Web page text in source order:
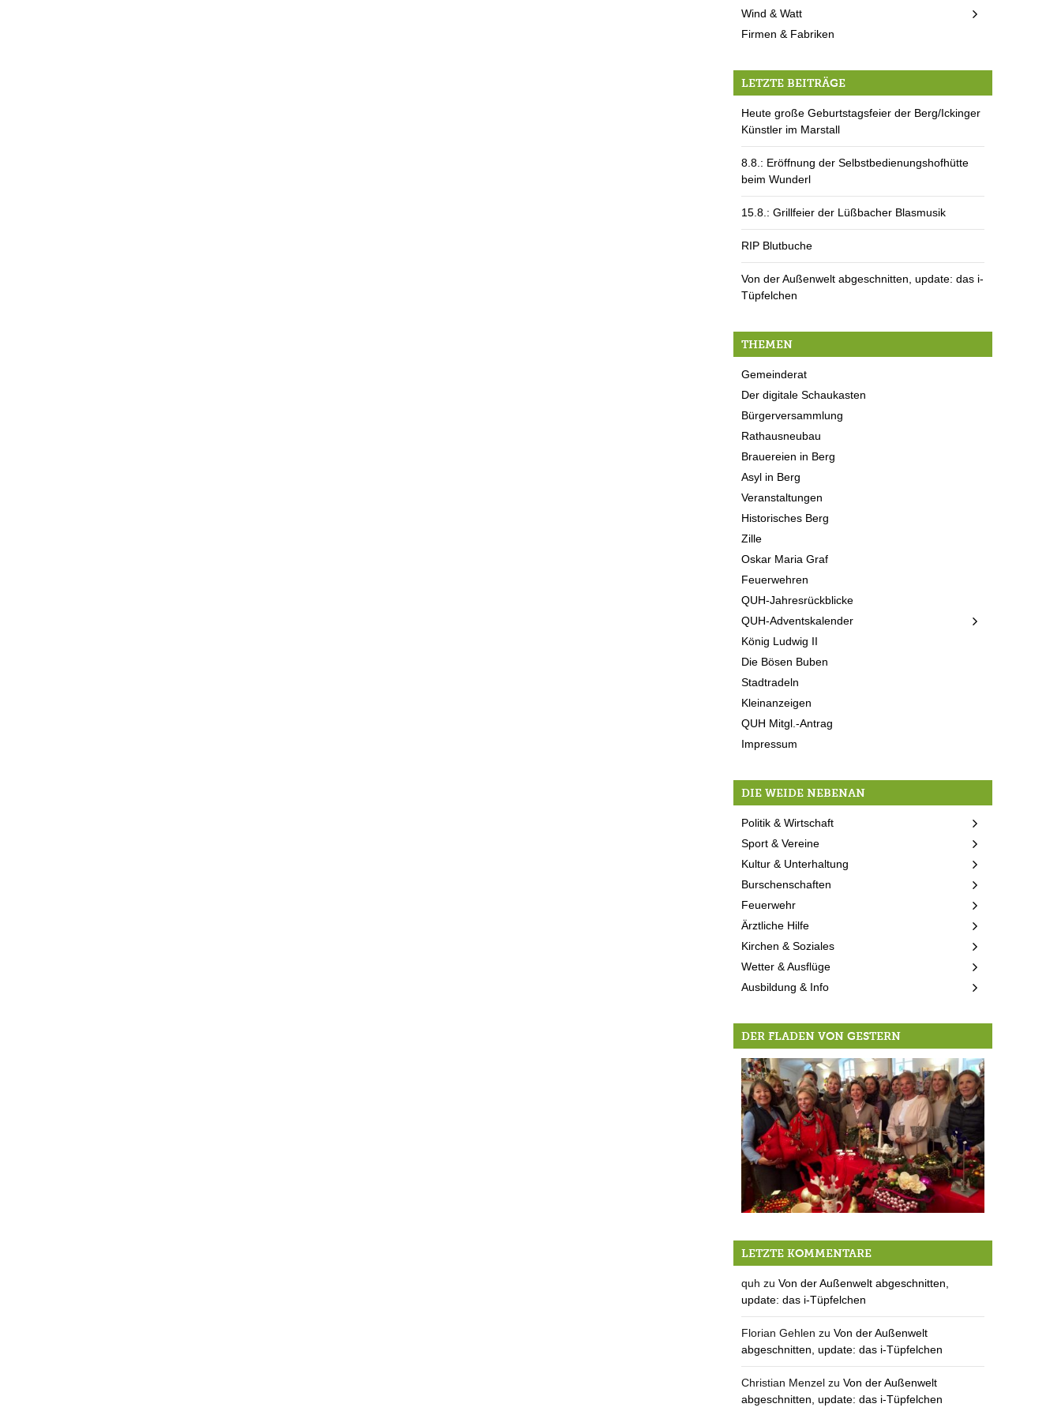
Wind & Watt
Firmen & Fabriken
LETZTE BEITRÄGE
Heute große Geburtstagsfeier der Berg/Ickinger
Künstler im Marstall
8.8.: Eröffnung der Selbstbedienungshofhütte
beim Wunderl
15.8.: Grillfeier der Lüßbacher Blasmusik
RIP Blutbuche
Von der Außenwelt abgeschnitten, update: das i-
Tüpfelchen
THEMEN
Gemeinderat
Der digitale Schaukasten
Bürgerversammlung
Rathausneubau
Brauereien in Berg
Asyl in Berg
Veranstaltungen
Historisches Berg
Zille
Oskar Maria Graf
Feuerwehren
QUH-Jahresrückblicke
QUH-Adventskalender
König Ludwig II
Die Bösen Buben
Stadtradeln
Kleinanzeigen
QUH Mitgl.-Antrag
Impressum
DIE WEIDE NEBENAN
Politik & Wirtschaft
Sport & Vereine
Kultur & Unterhaltung
Burschenschaften
Feuerwehr
Ärztliche Hilfe
Kirchen & Soziales
Wetter & Ausflüge
Ausbildung & Info
DER FLADEN VON GESTERN
LETZTE KOMMENTARE
quh zuVon der Außenwelt abgeschnitten,
update: das i-Tüpfelchen
Florian Gehlen zuVon der Außenwelt
abgeschnitten, update: das i-Tüpfelchen
Christian Menzel zuVon der Außenwelt
abgeschnitten, update: das i-Tüpfelchen